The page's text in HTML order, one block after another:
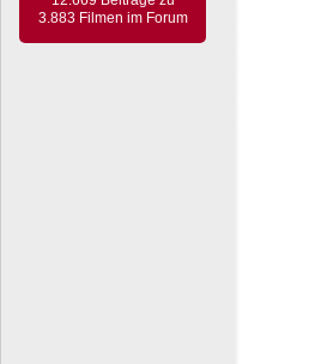
3.883 Filmen im Forum